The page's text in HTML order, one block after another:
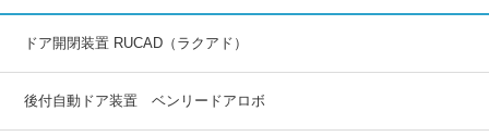
ドア開閉装置 RUCAD（ラクアド）
後付自動ドア装置 ベンリードアロボ